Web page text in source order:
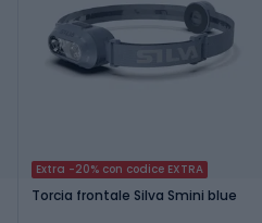
Extra -20% con codice EXTRA
Torcia frontale Silva Smini blue